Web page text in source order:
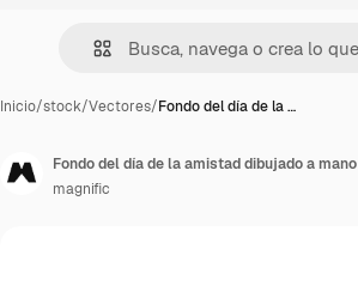
Inicio/stock/Vectores/Fondo del día de la …
Fondo del día de la amistad dibujado a mano
magnific